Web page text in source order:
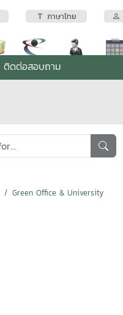
ภาษาไทย
ติดต่อสอบถาม
Green Office & University